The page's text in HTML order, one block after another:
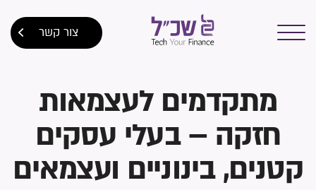
צור קשר
מתקדמים לעצמאות
חזקה – בעלי עסקים
קטנים, בינוניים ועצמאים